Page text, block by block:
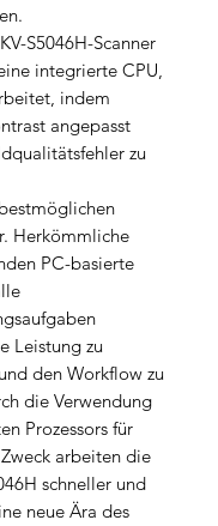
S5046H-Scanner
integrierte CPU,
indem
angepasst
zu
Herkömmliche
PC-basierte
Leistung zu
den Workflow zu
die Verwendung
Prozessors für
arbeiten die
schneller und
neue Ära des